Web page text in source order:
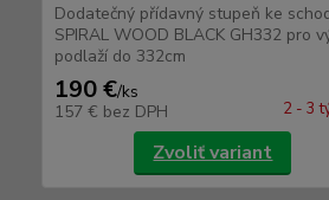
Dodatečný přídavný stupeň ke
SPIRAL WOOD BLACK GH332 pro
podlaží do 332cm
190 €/ks
157 € bez DPH 2 - 3
Zvoliť variant